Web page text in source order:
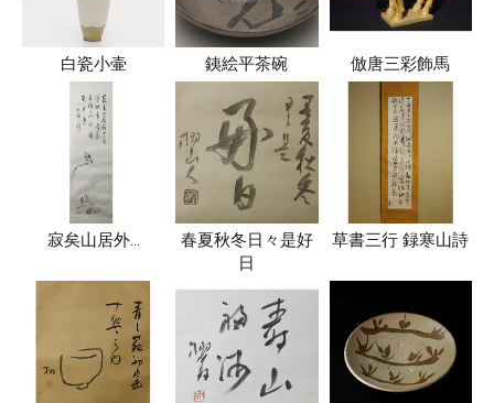
白瓷小壷 銕絵平茶碗 倣唐三彩飾馬
寂矣山居外…
春夏秋冬日々是好
日
草書三行 録寒山詩